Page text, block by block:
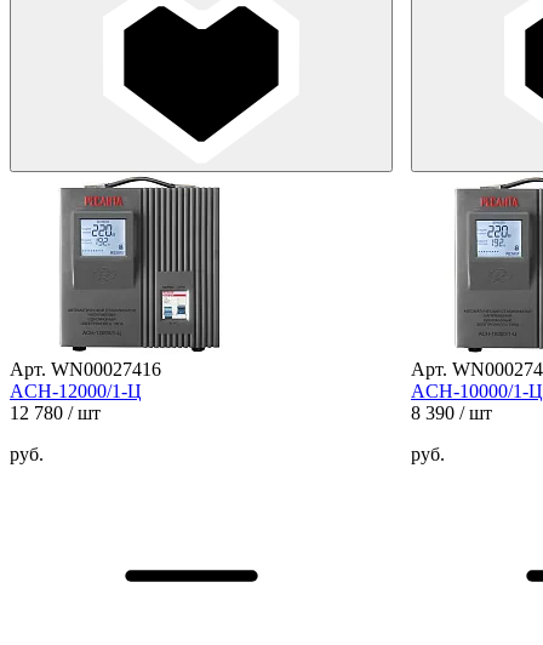
Арт. WN00027416
ACH-12000/1-Ц
12 780 / шт
руб.
Арт.
ACH-10000/1-Ц
8 390 / шт
руб.